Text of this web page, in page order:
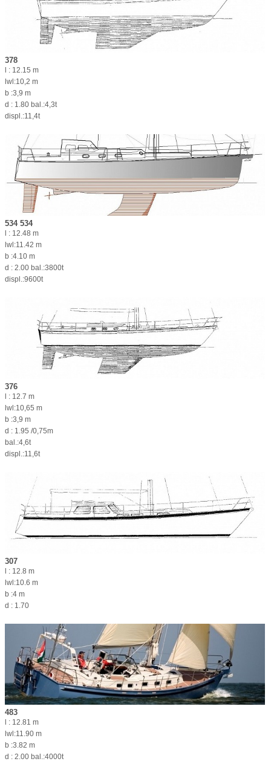
378
l : 12.15 m
lwl:10,2 m
b :3,9 m
d : 1.80 bal.:4,3t
displ.:11,4t
534 534
l : 12.48 m
lwl:11.42 m
b :4.10 m
d : 2.00 bal.:3800t
displ.:9600t
376
l : 12.7 m
lwl:10,65 m
b :3,9 m
d : 1.95 /0,75m
bal.:4,6t
displ.:11,6t
307
l : 12.8 m
lwl:10.6 m
b :4 m
d : 1.70
483
l : 12.81 m
lwl:11.90 m
b :3.82 m
d : 2.00 bal.:4000t